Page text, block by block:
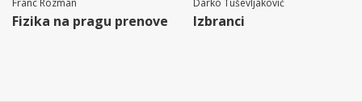
Franc Rozman
Fizika na pragu prenove
Darko Tuševljaković
Izbranci